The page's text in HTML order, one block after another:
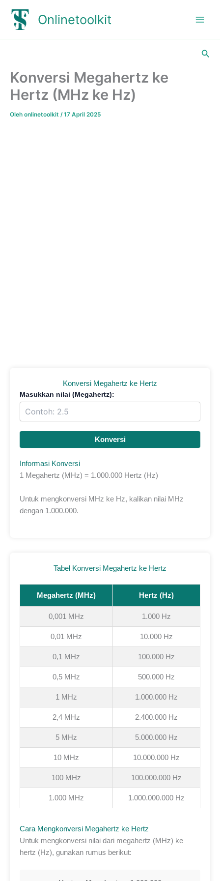
konten
Onlinetoolkit
Cari
Konversi Megahertz ke
Hertz (MHz ke Hz)
Oleh onlinetoolkit /17 April 2025
Konversi Megahertz ke Hertz
Masukkan nilai (Megahertz):
Konversi
Informasi Konversi
1 Megahertz (MHz) = 1.000.000 Hertz (Hz)
Untuk mengkonversi MHz ke Hz, kalikan nilai MHz
dengan 1.000.000.
Tabel Konversi Megahertz ke Hertz
Megahertz (MHz) Hertz (Hz)
0,001 MHz 1.000 Hz
0,01 MHz 10.000 Hz
0,1 MHz 100.000 Hz
0,5 MHz 500.000 Hz
1 MHz 1.000.000 Hz
2,4 MHz 2.400.000 Hz
5 MHz 5.000.000 Hz
10 MHz 10.000.000 Hz
100 MHz 100.000.000 Hz
1.000 MHz 1.000.000.000 Hz
Cara Mengkonversi Megahertz ke Hertz
Untuk mengkonversi nilai dari megahertz (MHz) ke
hertz (Hz), gunakan rumus berikut: